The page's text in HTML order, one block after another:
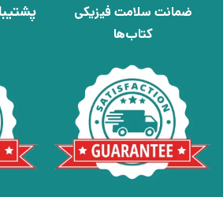
ضمانت سلامت فیزیکی
کتاب‌ها